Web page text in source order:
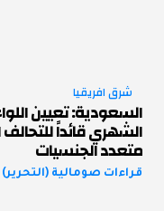
شرق افريقيا
السعودية: تعيين
الشهري قائداً
متعدد الجنسيات
قراءات صومالية (التحرير)